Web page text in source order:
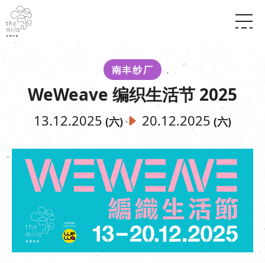
媒体中心
南丰店堂
商店
餐饮
活动
展覽
走进南丰纱厂
体验
活化与保育
走进南丰纱厂
CHAT六厂
南丰作坊
其他體驗
到访我们
开放时间及位置
穿梭巴士服务
停车场
NF TOUCH
南丰纱厂
WeWeave 编织生活节 2025
13.12.2025 (六) 20.12.2025 (六)